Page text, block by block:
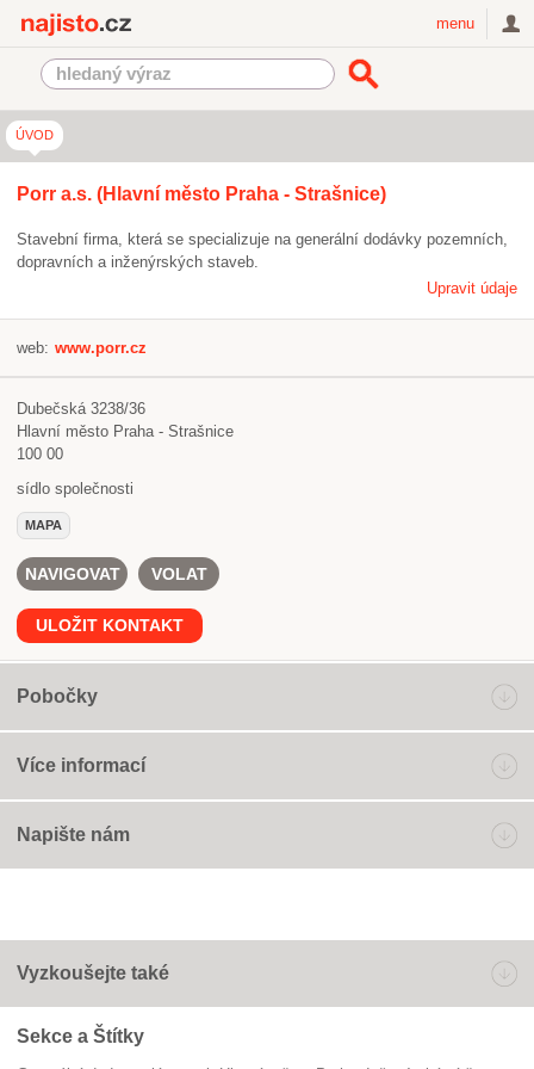
menu
ÚVOD
Porr a.s. (Hlavní město Praha - Strašnice)
Stavební firma, která se specializuje na generální dodávky pozemních,
dopravních a inženýrských staveb.
Upravit údaje
web: www.porr.cz
Dubečská 3238/36
Hlavní město Praha - Strašnice
100 00
sídlo společnosti
MAPA
NAVIGOVAT VOLAT
ULOŽIT KONTAKT
Pobočky
Více informací
Napište nám
Vyzkoušejte také
Sekce a Štítky